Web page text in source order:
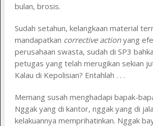
bulan, brosis.
Sudah setahun, kelangkaan material
mandapatkan corrective actionyang
perusahaan swasta, sudah di SP3
petugas yang telah merugikan sekian
Kalau di Kepolisian? Entahlah . . .
Memang susah menghadapi bapak-
Nggak yang di kantor, nggak yang di
kelakuannya memprihatinkan. Nggak